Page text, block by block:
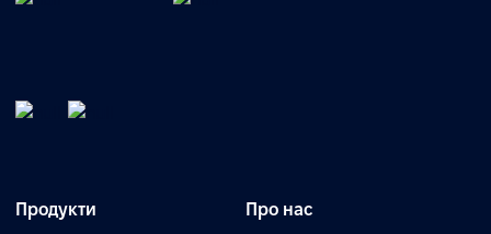
Продукти Про нас